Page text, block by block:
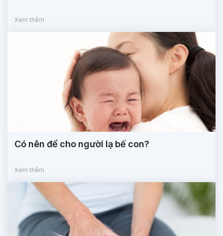
Xem thêm
Có nên để cho người lạ bế con?
Xem thêm